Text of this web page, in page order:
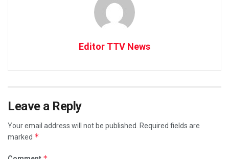
Editor TTV News
Leave a Reply
Your email address will not be published.
Required fields are
marked *